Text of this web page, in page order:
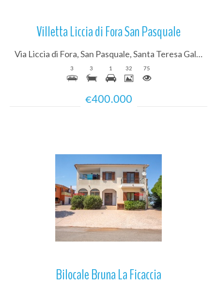
Villetta Liccia di Fora San Pasquale
Via Liccia di Fora, San Pasquale, Santa Teresa Gallura, SS, Sardegna, Italy
3 3 1 32 75
€400.000
Più Dettagli
Bilocale Bruna La Ficaccia